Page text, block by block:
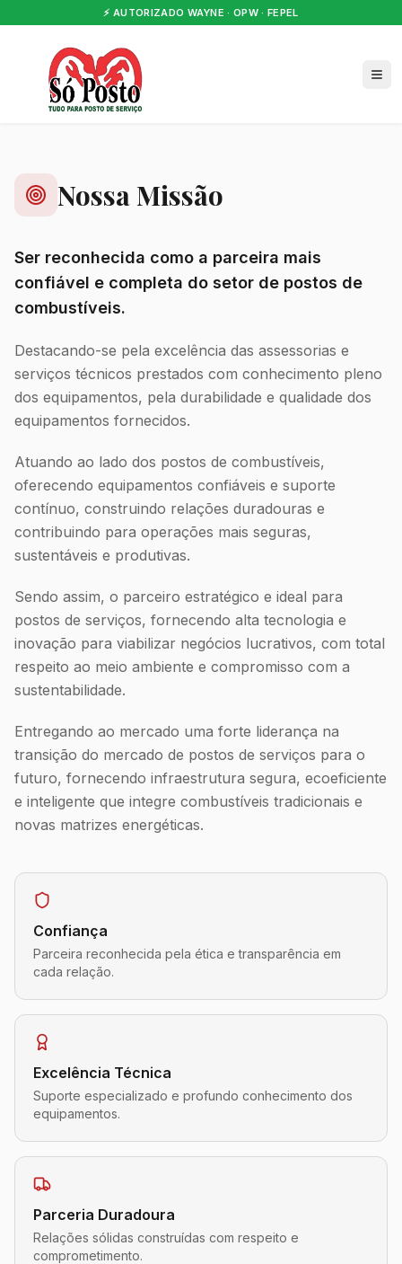
⚡ AUTORIZADO WAYNE · OPW · FEPEL
Nossa Missão
Ser reconhecida como a parceira mais
confiável e completa do setor de postos de
combustíveis.
Destacando-se pela excelência das assessorias e
serviços técnicos prestados com conhecimento pleno
dos equipamentos, pela durabilidade e qualidade dos
equipamentos fornecidos.
Atuando ao lado dos postos de combustíveis,
oferecendo equipamentos confiáveis e suporte
contínuo, construindo relações duradouras e
contribuindo para operações mais seguras,
sustentáveis e produtivas.
Sendo assim, o parceiro estratégico e ideal para
postos de serviços, fornecendo alta tecnologia e
inovação para viabilizar negócios lucrativos, com total
respeito ao meio ambiente e compromisso com a
sustentabilidade.
Entregando ao mercado uma forte liderança na
transição do mercado de postos de serviços para o
futuro, fornecendo infraestrutura segura, ecoeficiente
e inteligente que integre combustíveis tradicionais e
novas matrizes energéticas.
Confiança
Parceira reconhecida pela ética e transparência em
cada relação.
Excelência Técnica
Suporte especializado e profundo conhecimento dos
equipamentos.
Parceria Duradoura
Relações sólidas construídas com respeito e
comprometimento.